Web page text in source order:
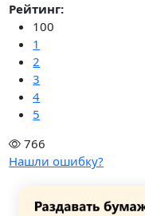
Рейтинг:
100
1
2
3
4
5
766
Нашли ошибку?